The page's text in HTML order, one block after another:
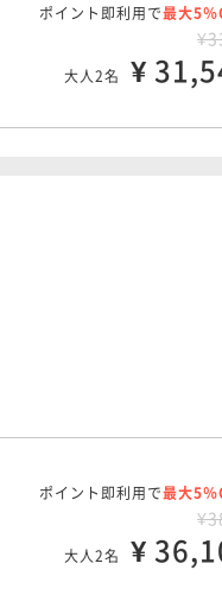
ポイント即利用で最大5％
大人2名 ¥
ポイント即利用で最大5％
大人2名 ¥